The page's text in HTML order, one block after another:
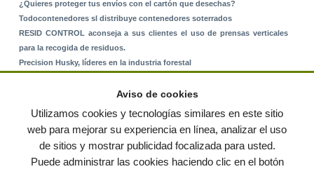
¿Quieres proteger tus envíos con el cartón que desechas?
Todocontenedores sl distribuye contenedores soterrados
RESID CONTROL aconseja a sus clientes el uso de prensas verticales
para la recogida de residuos.
Precision Husky, líderes en la industria forestal
© residuos.com - Todos los derechos reservados Política de privacidad
Condiciones de uso|Contacto |Editores|Mapa web|Preguntas frecuentes|Publica
Aviso de cookies
Utilizamos cookies y tecnologías similares en este sitio
web para mejorar su experiencia en línea, analizar el uso
de sitios y mostrar publicidad focalizada para usted.
Puede administrar las cookies haciendo clic en el botón